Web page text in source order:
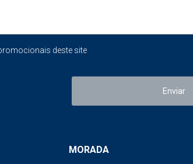
Permite responder rapidamente a
deste site
Enviar
MORADA